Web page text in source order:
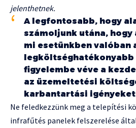
jelenthetnek.
A legfontosabb, hogy
számoljunk utána,
mi esetünkben valóban
legköltséghatékonyabb
figyelembe véve a
az üzemeltetési
karbantartási
Ne feledkezzünk meg a telepítési
infrafűtés panelek felszerelése